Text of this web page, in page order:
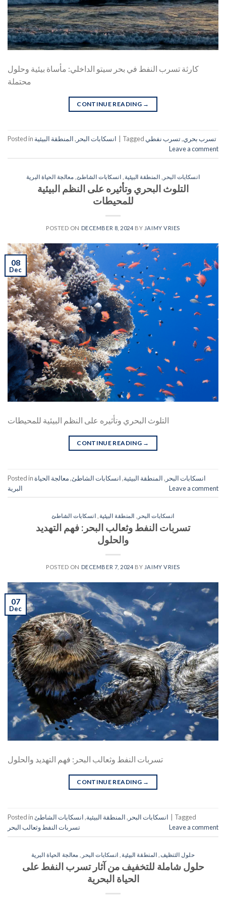
كارثة تسرب النفط في بحر سيتو الداخلي: مأساة بيئية وحلول
محتملة
CONTINUE READING →
Posted in انسكابات البحر ,المنطقة البيئية Tagged تسرب بحري,تسرب نفطي
Leave a comment
انسكابات البحر المنطقة البيئية انسكابات الشاطئ, معالجة الحياة البرية
التلوث البحري وتأثيره على النظم البيئية
للمحيطات
POSTED ON DECEMBER 8, 2024 BY JAIMY VRIES
08
Dec
التلوث البحري وتأثيره على النظم البيئية للمحيطات
CONTINUE READING →
Posted in انسكابات البحر ,المنطقة البيئية,انسكابات الشاطئ,معالجة الحياة
البرية
Leave a comment
انسكابات البحر المنطقة البيئية انسكابات الشاطئ
تسربات النفط وثعالب البحر: فهم التهديد
والحلول
POSTED ON DECEMBER 7, 2024 BY JAIMY VRIES
07
Dec
تسربات النفط وثعالب البحر: فهم التهديد والحلول
CONTINUE READING →
Posted in انسكابات البحر ,المنطقة البيئية,انسكابات الشاطئ
Tagged
تسربات النفط وثعالب البحر
Leave a comment
حلول التنظيف المنطقة البيئية, انسكابات البحر معالجة الحياة البرية
حلول شاملة للتخفيف من آثار تسرب النفط على
الحياة البحرية